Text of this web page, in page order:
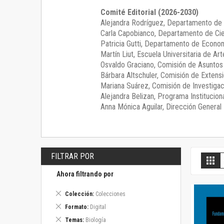
Comité Editorial (2026-2030)
Alejandra Rodríguez, Departamento de
Carla Capobianco, Departamento de
Patricia Gutti, Departamento de
Martín Liut, Escuela Universitaria de
Osvaldo Graciano, Comisión de
Bárbara Altschuler, Comisión de
Mariana Suárez, Comisión de
Alejandra Belizan, Programa
Anna Mónica Aguilar, Dirección General
FILTRAR POR
Ahora filtrando por
Colección Colecciones
Eliminar
artículo
Formato Digital
Eliminar
artículo
Temas Biología
Eliminar